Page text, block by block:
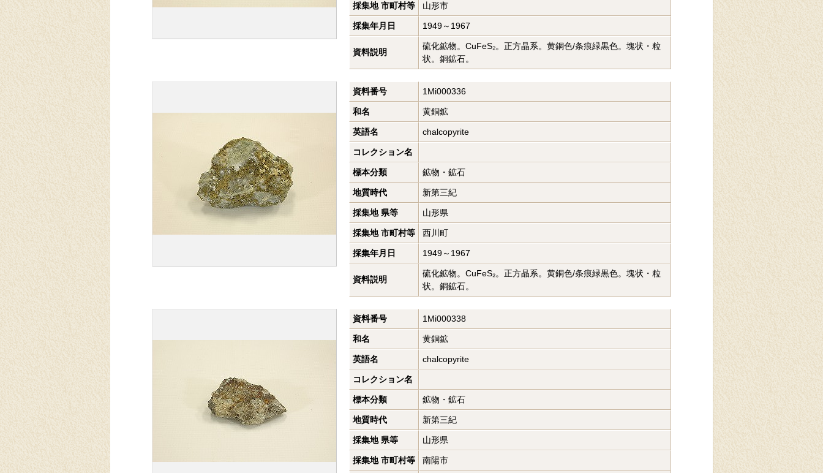
採集地 市町村等 山形市
採集年月日 1949～1967
資料説明
硫化鉱物。CuFeS₂。正方晶系。黄銅色/条痕緑黒色。塊状・粒
状。銅鉱石。
資料番号 1Mi000336
和名 黄銅鉱
英語名 chalcopyrite
コレクション名
標本分類 鉱物・鉱石
地質時代 新第三紀
採集地 県等 山形県
採集地 市町村等 西川町
採集年月日 1949～1967
資料説明
硫化鉱物。CuFeS₂。正方晶系。黄銅色/条痕緑黒色。塊状・粒
状。銅鉱石。
資料番号 1Mi000338
和名 黄銅鉱
英語名 chalcopyrite
コレクション名
標本分類 鉱物・鉱石
地質時代 新第三紀
採集地 県等 山形県
採集地 市町村等 南陽市